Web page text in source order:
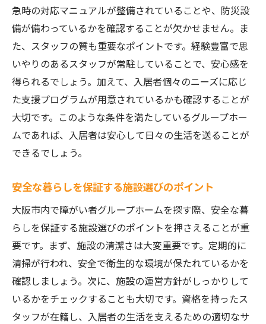
急時の対応マニュアルが整備されていることや、防災設
備が備わっているかを確認することが欠かせません。ま
た、スタッフの質も重要なポイントです。経験豊富で思
いやりのあるスタッフが常駐していることで、安心感を
得られるでしょう。加えて、入居者個々のニーズに応じ
た支援プログラムが用意されているかも確認することが
大切です。このような条件を満たしているグループホー
ムであれば、入居者は安心して日々の生活を送ることが
できるでしょう。
安全な暮らしを保証する施設選びのポイント
大阪市内で障がい者グループホームを探す際、安全な暮
らしを保証する施設選びのポイントを押さえることが重
要です。まず、施設の清潔さは大変重要です。定期的に
清掃が行われ、安全で衛生的な環境が保たれているかを
確認しましょう。次に、施設の運営方針がしっかりして
いるかをチェックすることも大切です。資格を持ったス
タッフが在籍し、入居者の生活を支えるための適切なサ